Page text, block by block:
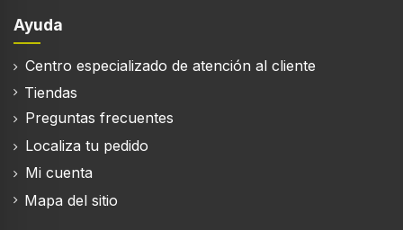
Ayuda
Centro especializado de atención al cliente
Tiendas
Preguntas frecuentes
Localiza tu pedido
Mi cuenta
Mapa del sitio